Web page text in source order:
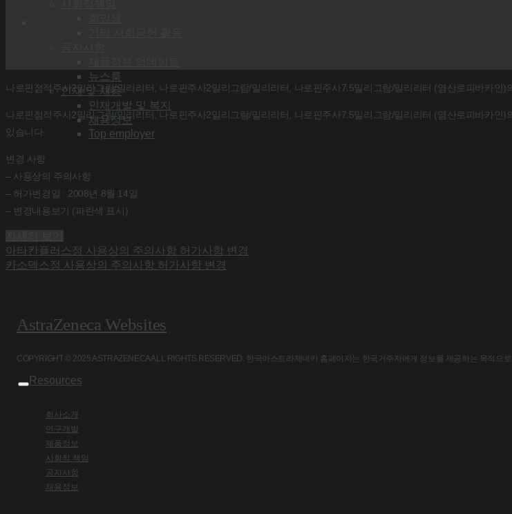
뉴스룸
인재 및 채용
인재개발 및 복지
채용정보
Top employer
나로핀점적주사2밀리그람/밀리리터, 나로핀주사2밀리그람/밀리리터, 나로핀주사7.5밀리그람/밀리리터 (염산로피바카인)
나로핀점적주사2밀리그람/밀리리터, 나로핀주사2밀리그람/밀리리터, 나로핀주사7.5밀리그람/밀리리터 (염산로피바카
있습니다.
변경 사항
– 사용상의 주의사항
– 허가변경일 : 2008년 8월 14일
– 변경내용보기 (파란색 표시)
아타칸플러스정 사용상의 주의사항 허가사항 변경
카소덱스정 사용상의 주의사항 허가사항 변경
AstraZeneca Websites
COPYRIGHT © 2025 ASTRAZENECA ALL RIGHTS RESERVED. 한국아스트라제네카 홈페이지는 한국거주자에게 정보를 제공하는 목적으
Resources
회사소개
연구개발
제품정보
사회적 책임
공지사항
채용정보